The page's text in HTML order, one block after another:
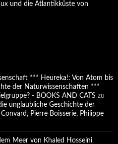
und die Atlantikküste von
*** Heureka!: Von Atom bis
der Naturwissenschaften ***
- BOOKS AND CATS zu
unglaubliche Geschichte der
Pierre Boisserie, Philippe
Meer von Khaled Hosseini